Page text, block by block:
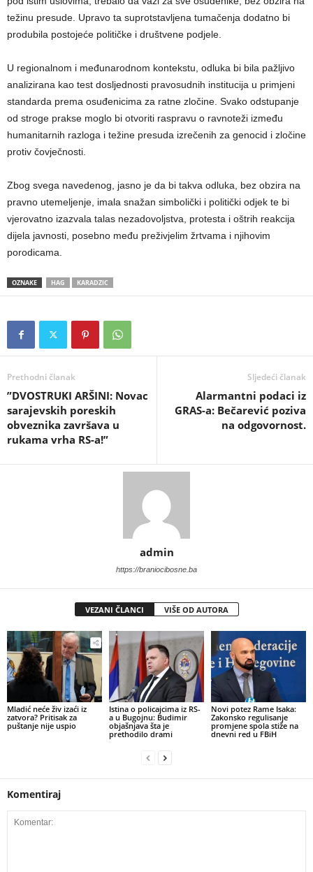
težinu presude. Upravo ta suprotstavljena tumačenja dodatno bi
produbila postojeće političke i društvene podjele.
U regionalnom i međunarodnom kontekstu, odluka bi bila pažljivo
analizirana kao test dosljednosti pravosudnih institucija u primjeni
standarda prema osuđenicima za ratne zločine. Svako odstupanje
od stroge prakse moglo bi otvoriti raspravu o ravnoteži između
humanitarnih razloga i težine presuda izrečenih za genocid i zločine
protiv čovječnosti.
Zbog svega navedenog, jasno je da bi takva odluka, bez obzira na
pravno utemeljenje, imala snažan simbolički i politički odjek te bi
vjerovatno izazvala talas nezadovoljstva, protesta i oštrih reakcija
dijela javnosti, posebno među preživjelim žrtvama i njihovim
porodicama.
OZNAKE HAG KARADZIC
Prethodni članak
​”DVOSTRUKI ARŠINI: Novac
sarajevskih poreskih
obveznika završava u
rukama vrha RS-a!”
Sljedeći članak
​Alarmantni podaci iz
GRAS-a: Bečarević poziva
na odgovornost.
admin
https://braniocibosne.ba
VEZANI ČLANCI VIŠE OD AUTORA
​Mladić neće živ izaći iz
zatvora? Pritisak za
puštanje nije uspio
Istina o policajcima iz RS-
a u Bugojnu: Budimir
objašnjava šta je
prethodilo drami
Novi potez Rame Isaka:
Zakonsko regulisanje
promjene spola stiže na
dnevni red u FBiH
Komentiraj